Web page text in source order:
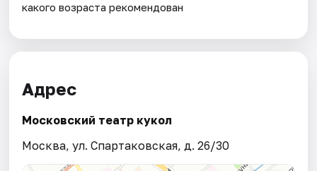
какого возраста рекомендован
Адрес
Московский театр кукол
Москва, ул. Спартаковская, д. 26/30